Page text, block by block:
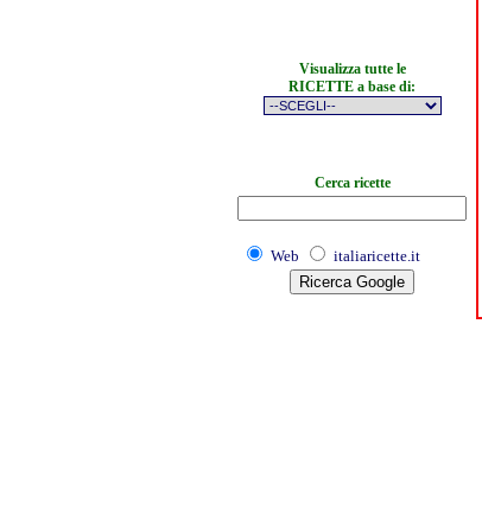
Visualizza tutte le
RICETTE a base di:
Cerca ricette
Web italiaricette.it